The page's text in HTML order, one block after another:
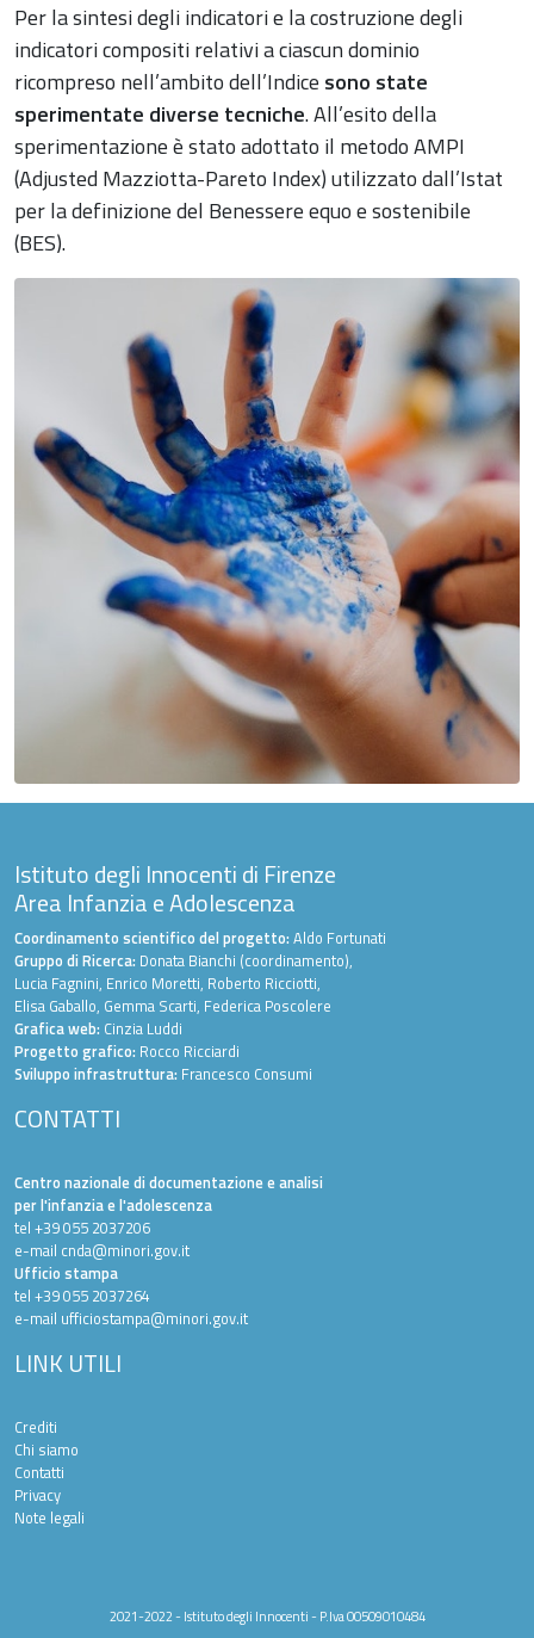
Per la sintesi degli indicatori e la costruzione degli
indicatori compositi relativi a ciascun dominio
ricompreso nell’ambito dell’Indice sono state
sperimentate diverse tecniche. All’esito della
sperimentazione è stato adottato il metodo AMPI
(Adjusted Mazziotta-Pareto Index) utilizzato dall’Istat
per la definizione del Benessere equo e sostenibile
(BES).
Istituto degli Innocenti di Firenze
Area Infanzia e Adolescenza
Coordinamento scientifico del progetto: Aldo Fortunati
Gruppo di Ricerca: Donata Bianchi (coordinamento),
Lucia Fagnini, Enrico Moretti, Roberto Ricciotti,
Elisa Gaballo, Gemma Scarti, Federica Poscolere
Grafica web: Cinzia Luddi
Progetto grafico: Rocco Ricciardi
Sviluppo infrastruttura: Francesco Consumi
CONTATTI
Centro nazionale di documentazione e analisi
per l'infanzia e l'adolescenza
tel +39 055 2037206
e-mail cnda@minori.gov.it
Ufficio stampa
tel +39 055 2037264
e-mail ufficiostampa@minori.gov.it
LINK UTILI
Crediti
Chi siamo
Contatti
Privacy
Note legali
2021-2022 - Istituto degli Innocenti - P.Iva 00509010484